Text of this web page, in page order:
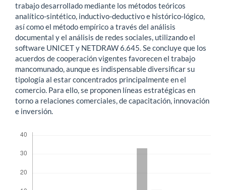
trabajo desarrollado mediante los métodos teóricos
analítico-sintético, inductivo-deductivo e histórico-lógico,
así como el método empírico a través del análisis
documental y el análisis de redes sociales, utilizando el
software UNICET y NETDRAW 6.645. Se concluye que los
acuerdos de cooperación vigentes favorecen el trabajo
mancomunado, aunque es indispensable diversificar su
tipología al estar concentrados principalmente en el
comercio. Para ello, se proponen líneas estratégicas en
torno a relaciones comerciales, de capacitación, innovación
e inversión.